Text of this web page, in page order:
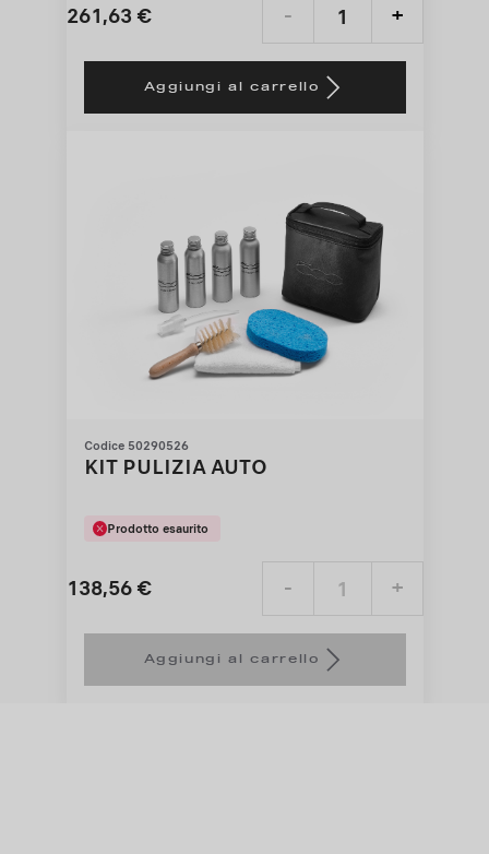
261,63 €
Price
261,63
- +
Quantity
to:
Aggiungi al carrello
Codice 50290526
KIT PULIZIA AUTO
Prodotto esaurito
138,56 €
Price
138,56
- +
Quantity
to:
Aggiungi al carrello